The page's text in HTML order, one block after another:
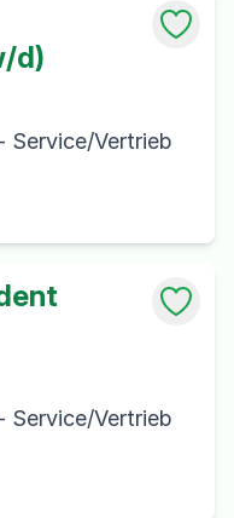
d)
Service/Vertrieb
Service/Vertrieb